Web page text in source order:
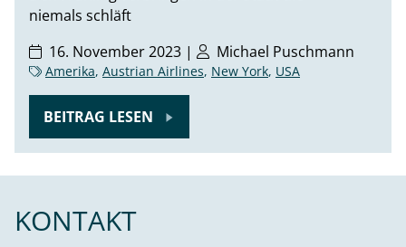
niemals schläft
16. November 2023 |
Michael Puschmann
Amerika, Austrian Airlines, New York, USA
BEITRAG LESEN
KONTAKT